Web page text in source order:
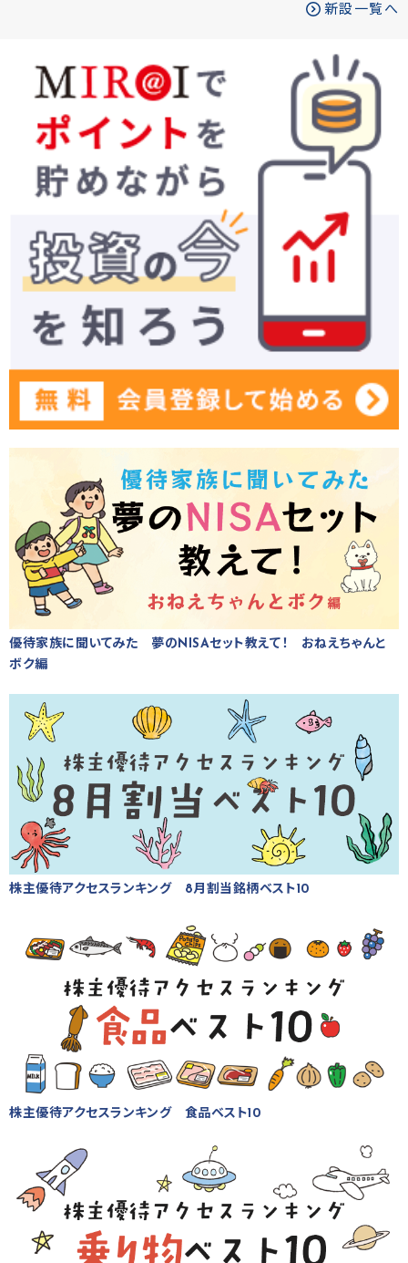
新設一覧へ
優待家族に聞いてみた 夢のNISAセット教えて！ おねえちゃんと
ボク編
株主優待アクセスランキング 8月割当銘柄ベスト10
株主優待アクセスランキング 食品ベスト10